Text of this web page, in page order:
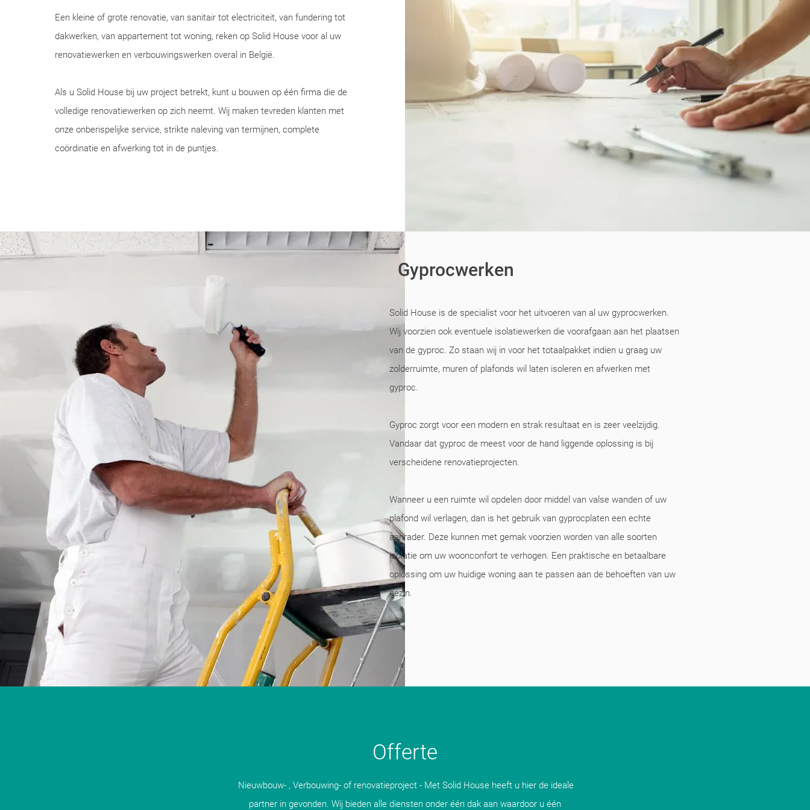
Een kleine of grote renovatie, van sanitair tot electriciteit, van fundering tot
dakwerken, van appartement tot woning, reken op Solid House voor al uw
renovatiewerken en verbouwingswerken overal in België.
Als u Solid House bij uw project betrekt, kunt u bouwen op één firma die de
volledige renovatiewerken op zich neemt. Wij maken tevreden klanten met
onze onberispelijke service, strikte naleving van termijnen, complete
coördinatie en afwerking tot in de puntjes.
Gyprocwerken
Solid House is de specialist voor het uitvoeren van al uw gyprocwerken.
Wij voorzien ook eventuele isolatiewerken die voorafgaan aan het plaatsen
van de gyproc. Zo staan wij in voor het totaalpakket indien u graag uw
zolderruimte, muren of plafonds wil laten isoleren en afwerken met
gyproc.
Gyproc zorgt voor een modern en strak resultaat en is zeer veelzijdig.
Vandaar dat gyproc de meest voor de hand liggende oplossing is bij
verscheidene renovatieprojecten.
Wanneer u een ruimte wil opdelen door middel van valse wanden of uw
plafond wil verlagen, dan is het gebruik van gyprocplaten een echte
aanrader. Deze kunnen met gemak voorzien worden van alle soorten
isolatie om uw woonconfort te verhogen. Een praktische en betaalbare
oplossing om uw huidige woning aan te passen aan de behoeften van uw
gezin.
Offerte
Nieuwbouw- , Verbouwing- of renovatieproject - Met Solid House heeft u hier de ideale
partner in gevonden. Wij bieden alle diensten onder één dak aan waardoor u één